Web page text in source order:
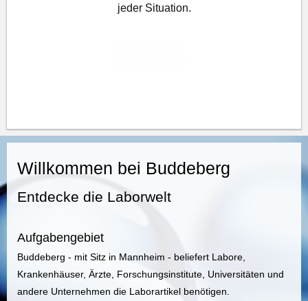
jeder Situation.
Willkommen bei Buddeberg
Entdecke die Laborwelt
Aufgabengebiet
Buddeberg - mit Sitz in Mannheim - beliefert Labore,
Krankenhäuser, Ärzte, Forschungsinstitute, Universitäten und
andere Unternehmen die Laborartikel benötigen.